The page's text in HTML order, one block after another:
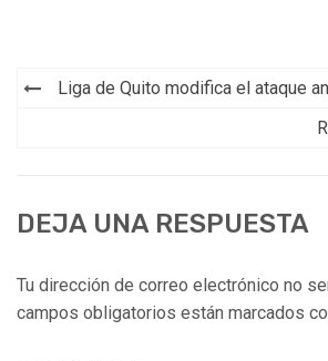
Navegación
Liga de Quito modifica el ataque
DEJA UNA RESPUESTA
Tu dirección de correo electrónico no
campos obligatorios están marcados